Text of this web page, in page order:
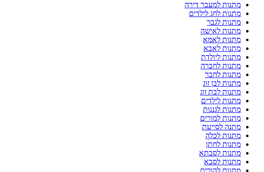
מתנות למעבר דירה
מתנות לחג לילדים
מתנות לגבר
מתנות לאישה
מתנות לאמא
מתנות לאבא
מתנות ליולדת
מתנות לחברה
מתנות לחבר
מתנות לבן זוג
מתנות לבת זוג
מתנות לילדים
מתנות לגננות
מתנות למורים
מתנה לסייעת
מתנות לכלה
מתנות לחתן
מתנות לסבתא
מתנות לסבא